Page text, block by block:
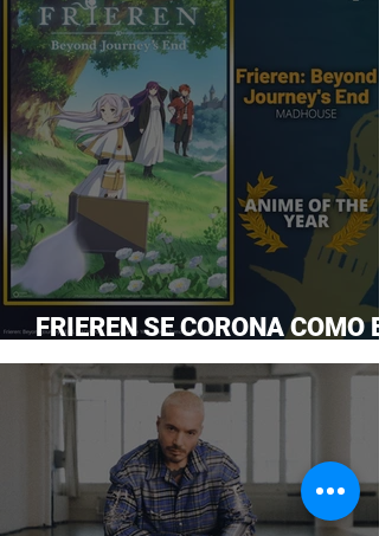
FRIEREN SE CORONA COMO
ANIME DEL AÑO